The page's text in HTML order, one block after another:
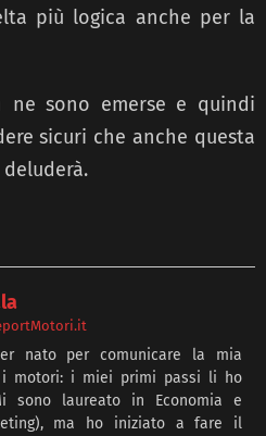
più logica anche per la
ne sono emerse e quindi
sicuri che anche questa
nato per comunicare la mia
i motori: i miei primi passi li ho
sono laureato in Economia e
ma ho iniziato a fare il